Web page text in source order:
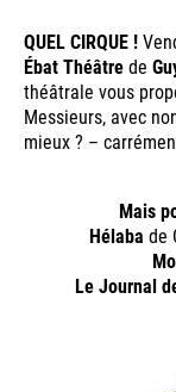
QUEL CIRQUE !
Ébat Théâtrede
théâtrale vous
Messieurs, avec
mieux ? –
Mais
Hélaba de
Le Journal